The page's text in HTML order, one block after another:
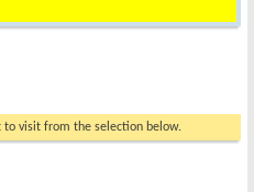
to visit from the selection below.